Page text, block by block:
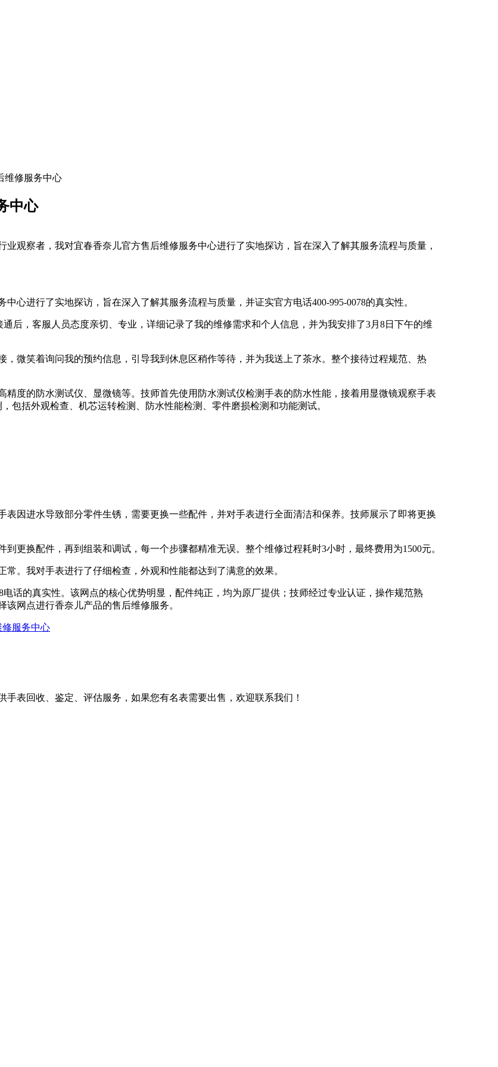
维修服务中心
中心
观察者，我对宜春香奈儿官方售后维修服务中心进行了实地探访，旨在深入了解其服务流程与质量，
心进行了实地探访，旨在深入了解其服务流程与质量，并证实官方电话400-995-0078的真实性。
后，客服人员态度亲切、专业，详细记录了我的维修需求和个人信息，并为我安排了3月8日下午的维
微笑着询问我的预约信息，引导我到休息区稍作等待，并为我送上了茶水。整个接待过程规范、热
度的防水测试仪、显微镜等。技师首先使用防水测试仪检测手表的防水性能，接着用显微镜观察手表
包括外观检查、机芯运转检测、防水性能检测、零件磨损检测和功能测试。
因进水导致部分零件生锈，需要更换一些配件，并对手表进行全面清洁和保养。技师展示了即将更换
更换配件，再到组装和调试，每一个步骤都精准无误。整个维修过程耗时3小时，最终费用为1500元。
。我对手表进行了仔细检查，外观和性能都达到了满意的效果。
话的真实性。该网点的核心优势明显，配件纯正，均为原厂提供；技师经过专业认证，操作规范熟
网点进行香奈儿产品的售后维修服务。
修服务中心
表回收、鉴定、评估服务，如果您有名表需要出售，欢迎联系我们！